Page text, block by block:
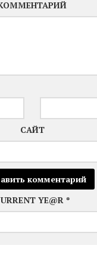
САЙТ
YE@R *